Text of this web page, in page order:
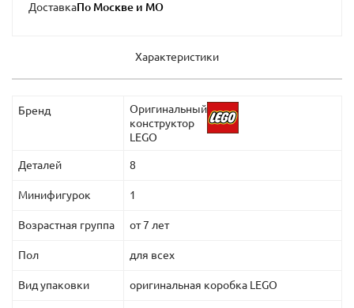
Доставка
Характеристики
Бренд
Оригинальный
конструктор
LEGO
Деталей 8
Минифигурок 1
Возрастная группа от 7 лет
Пол для всех
Вид упаковки оригинальная коробка LEGO